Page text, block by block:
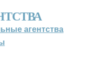
агентства